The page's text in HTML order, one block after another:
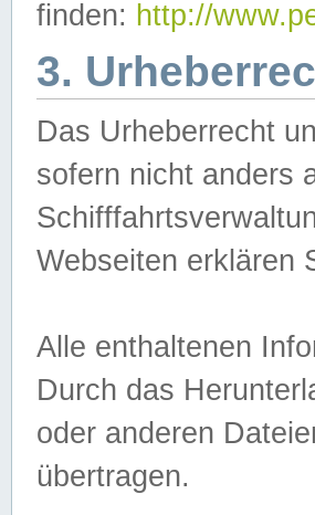
finden: http://
3.
Das Urheberrecht
sofern nicht anders
Webseiten erklären
Alle enthaltenen
Durch das
oder anderen
übertragen.